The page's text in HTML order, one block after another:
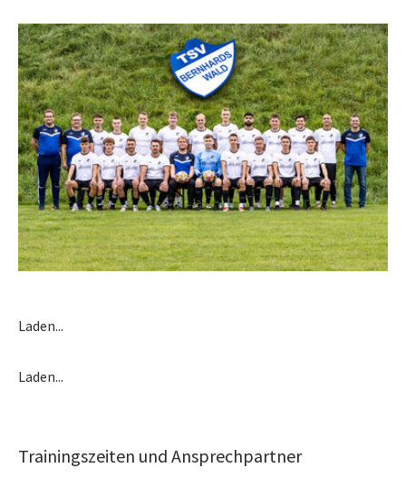
Laden...
Laden...
Trainingszeiten und Ansprechpartner